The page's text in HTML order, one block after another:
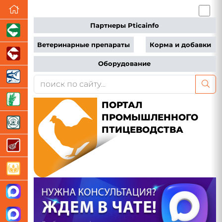
Партнеры Pticainfo
Ветеринарные препараты Корма и добавки
Оборудование
ПОРТАЛ
ПРОМЫШЛЕННОГО
ПТИЦЕВОДСТВА